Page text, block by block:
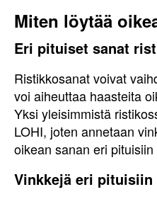
Miten löytää
Eri pituiset sanat
Ristikkosanat voivat
voi aiheuttaa haasteita
Yksi yleisimmistä
LOHI, joten annetaan
oikean sanan eri
Vinkkejä eri pituisiin